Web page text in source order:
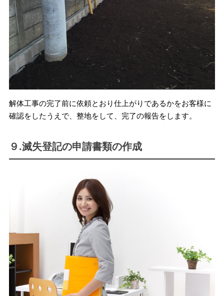
解体工事の完了前に依頼とおり仕上がりであるかをお客様に
確認をしたうえで、整地をして、完了の報告をします。
９.滅失登記の申請書類の作成